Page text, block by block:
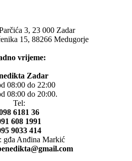
3, 23 000 Zadar
15, 88266 Medugorje
vrijeme:
Zadar
08:00 do 22:00
08:00 do 20:00.
Tel:
6181 36
608 1991
9033 414
gđa Anđina Markić